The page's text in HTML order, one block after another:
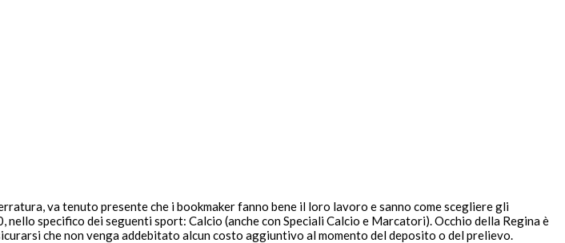
va tenuto presente che i bookmaker fanno bene il loro lavoro e sanno come scegliere gli
specifico dei seguenti sport: Calcio (anche con Speciali Calcio e Marcatori). Occhio della Regina è
che non venga addebitato alcun costo aggiuntivo al momento del deposito o del prelievo.